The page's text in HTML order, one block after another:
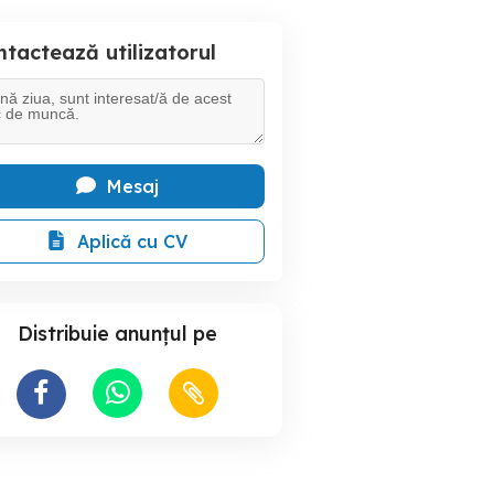
utilizatorul
Mesaj
Aplică cu CV
Distribuie anunțul pe